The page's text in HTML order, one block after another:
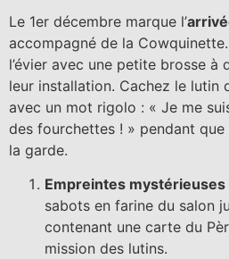
Le 1er décembre marque l’
accompagné de la
l’évier avec une petite brosse à
leur installation. Cachez le lutin
avec un mot rigolo : « Je me
des fourchettes ! » pendant
la garde.
Empreintes mystérieuses
sabots en farine du salon
contenant une carte du
mission des lutins.